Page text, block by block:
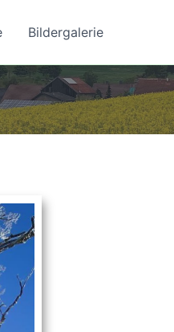
Bildergalerie